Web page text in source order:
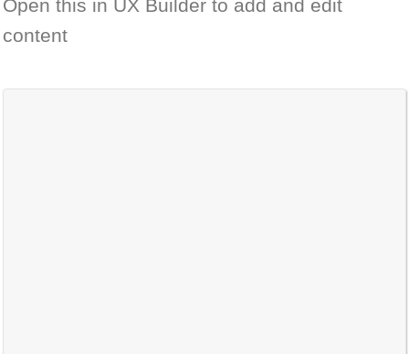
Open this in UX Builder to add and edit
content